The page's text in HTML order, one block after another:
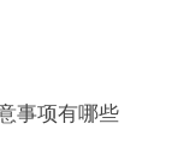
事项有哪些